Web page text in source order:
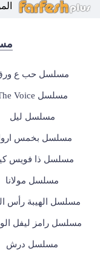
مسلسل حب ع
مسلسل The Voice
مسلسل ليل
مسلسل بخمس
مسلسل ذا فويس
مسلسل مولانا
مسلسل الهيبة رأس
مسلسل رامز ليفل
مسلسل درش